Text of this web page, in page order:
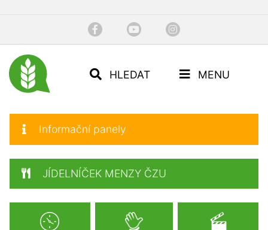
HLEDAT MENU
Informační panely
JÍDELNÍČEK MENZY ČZU